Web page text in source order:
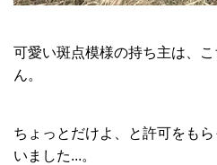
可愛い斑点模様の持ち主は、
ん。
ちょっとだけよ、と許可をも
いました...。